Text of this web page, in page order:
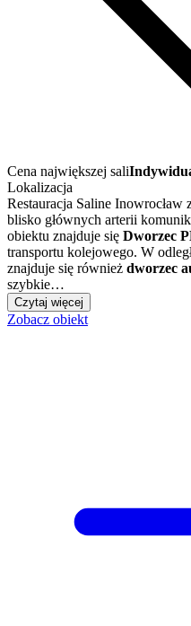
Cena największej sali
Lokalizacja
Restauracja Saline
blisko głównych arterii
obiektu znajduje się Dworzec
transportu kolejowego. W
znajduje się również dworzec
szybkie…
Czytaj więcej
Zobacz obiekt